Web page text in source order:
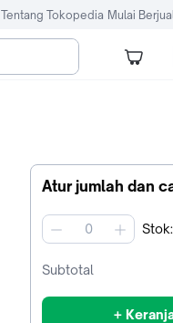
Tentang Tokopedia Mulai
Atur jumlah dan
jumlah Stok:
Subtotal
+